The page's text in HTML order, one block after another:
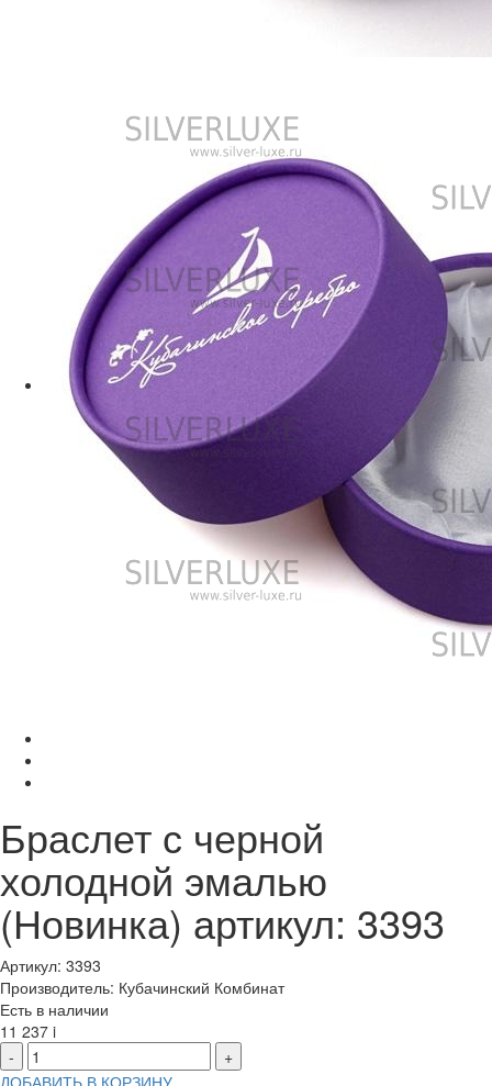
Браслет с черной
холодной эмалью
(Новинка) артикул: 3393
Артикул: 3393
Производитель: Кубачинский Комбинат
Есть в наличии
11 237 i
-
+
ДОБАВИТЬ В КОРЗИНУ